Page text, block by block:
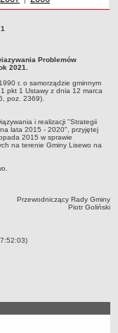
Alkoholowych
3 lutego 2021w sprawie
Problemów
gminnym (t.j. Dz.
1 Ustawy z dnia 12 marca
Problemów
2021.
r. o samorządzie gminnym
pkt 1 Ustawy z dnia 12 marca
poz. 2369).
i realizacji "Strategii
lata 2015 - 2020", przyjętej
2015 w sprawie
na terenie Gminy Lisewo na
Przewodniczący Rady Gminy
Piotr Goliński